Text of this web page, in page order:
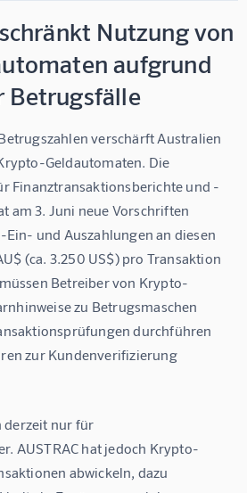
Nutzung von
aufgrund
Betrugsfälle
verschärft Australien
Geldautomaten. Die
Finanztransaktionsberichte und -
am 3. Juni neue Vorschriften
und Auszahlungen an diesen
(ca. 3.250 US$) pro Transaktion
Betreiber von Krypto-
zu Betrugsmaschen
durchführen
zur Kundenverifizierung
derzeit nur für
AUSTRAC hat jedoch Krypto-
abwickeln, dazu